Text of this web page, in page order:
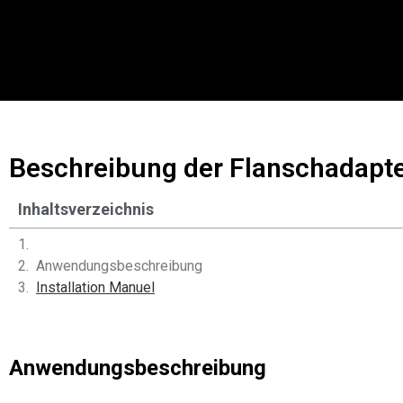
Beschreibung der
Inhaltsverzeichnis
Anwendungsbeschreibung
Installation Manuel
Anwendungsbeschreibung